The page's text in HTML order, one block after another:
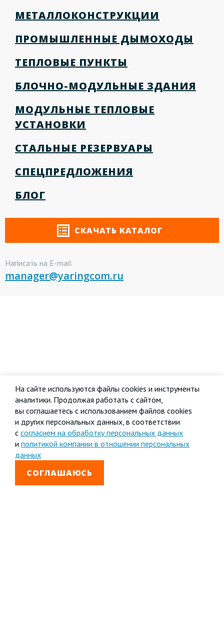
МЕТАЛЛОКОНСТРУКЦИИ
ПРОМЫШЛЕННЫЕ ДЫМОХОДЫ
ТЕПЛОВЫЕ ПУНКТЫ
БЛОЧНО-МОДУЛЬНЫЕ ЗДАНИЯ
МОДУЛЬНЫЕ ТЕПЛОВЫЕ
УСТАНОВКИ
СТАЛЬНЫЕ РЕЗЕРВУАРЫ
СПЕЦПРЕДЛОЖЕНИЯ
БЛОГ
СКАЧАТЬ КАТАЛОГ
Написать на E-mail
manager@yaringcom.ru
На сайте используются файлы cookies и инструменты
аналитики. Продолжая работать с сайтом,
вы соглашаетесь с использованием файлов cookies
и других персональных данных, в соответствии
с согласием на обработку персональных данных
и политикой компании в отношении персональных
данных
СОГЛАШАЮСЬ